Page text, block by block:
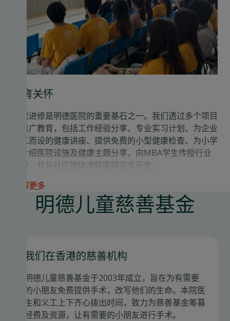
教育关怀
持续进修是明德医院的重要基石之一。我们透过多个项目
来推广教育，包括工作经验分享、专业实习计划、为企业
员工而设的健康讲座、提供免费的小型健康检查、为小学
生介绍医院设施及健康主题分享，向MBA学生传授行业
知识，并与社区团体讲解医院百年历史。
了解更多
明德儿童慈善基金
我们在香港的慈善机构
明德儿童慈善基金于2003年成立，旨在为有需要
的小朋友免费提供手术，改写他们的生命。本院医
生和义工上下齐心拨出时间，致力为慈善基金筹募
经费及资源，让有需要的小朋友进行手术。